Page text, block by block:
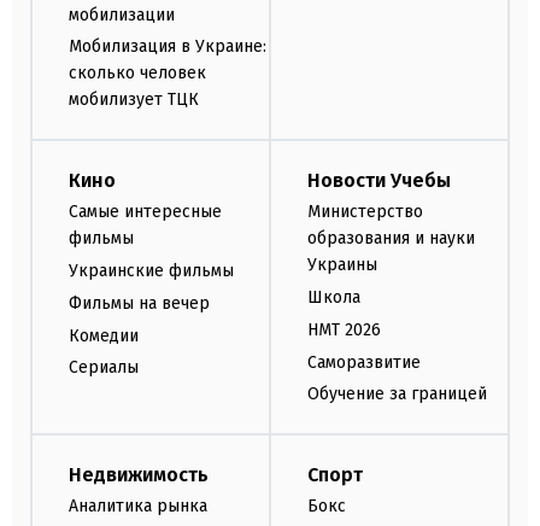
мобилизации
Мобилизация в Украине:
сколько человек
мобилизует ТЦК
Кино
Самые интересные
фильмы
Украинские фильмы
Фильмы на вечер
Комедии
Сериалы
Новости Учебы
Министерство
образования и науки
Украины
Школа
НМТ 2026
Саморазвитие
Обучение за границей
Недвижимость
Аналитика рынка
Спорт
Бокс